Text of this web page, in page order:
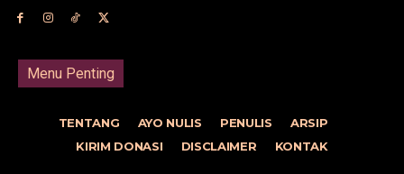
Menu Penting
TENTANG AYO NULIS PENULIS
ARSIP
KIRIM DONASI
DISCLAIMER KONTAK